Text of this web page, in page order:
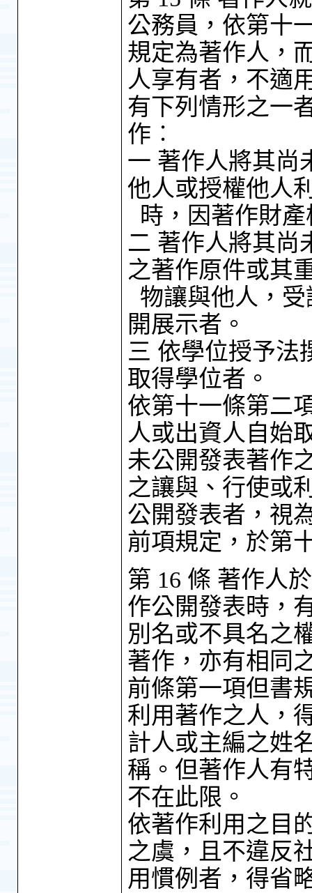
公務員，依第十
規定為著作人，
人享有者，不適
有下列情形之一
作︰
一 著作人將其尚
他人或授權他人
時，因著作財
二 著作人將其尚
之著作原件或其
物讓與他人，
開展示者。
三 依學位授予法
取得學位者。
依第十一條第二
人或出資人自始
未公開發表著作
之讓與、行使或
公開發表者，視
前項規定，於第
第 16 條 著作人
作公開發表時，
別名或不具名之
著作，亦有相同
前條第一項但書
利用著作之人，
計人或主編之姓
稱。但著作人有
不在此限。
依著作利用之目
之虞，且不違反
用慣例者，得省